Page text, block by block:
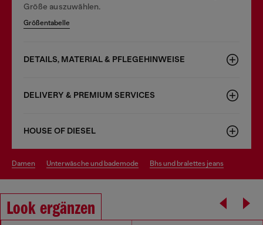
Größe auszuwählen.
Größentabelle
DETAILS, MATERIAL & PFLEGEHINWEISE
DELIVERY & PREMIUM SERVICES
HOUSE OF DIESEL
damen unterwäsche und bademode bhs und bralettes jeans
Look ergänzen